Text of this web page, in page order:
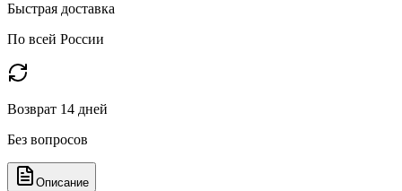
Быстрая доставка
По всей России
Возврат 14 дней
Без вопросов
Описание